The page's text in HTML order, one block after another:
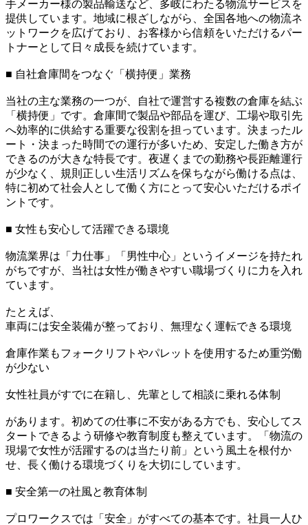
手メーカー様の製品輸送など、多岐にわたる物流サービスを
提供しています。地域に根ざしながら、全国各地への物流ネ
ットワークを広げており、お客様から信頼をいただけるパー
トナーとして日々成長を続けています。
■ 自社倉庫間をつなぐ「横持便」業務
当社の主な業務の一つが、自社で運営する複数の倉庫を結ぶ
「横持便」です。倉庫間で製品や部品を運び、工場や取引先
へ効率的に供給する重要な役割を担っています。決まったル
ート・決まった時間での運行が多いため、安定した働き方が
できるのが大きな特長です。夜遅くまでの勤務や長距離運行
が少なく、規則正しい生活リズムを保ちながら働ける点は、
特に初めて社会人として働く方にとって安心いただけるポイ
ントです。
■ 女性も安心して活躍できる環境
物流業界は「力仕事」「男性中心」というイメージを持たれ
がちですが、当社は女性が働きやすい職場づくりに力を入れ
ています。
たとえば、
車両には安全装備が整っており、無理なく運転できる環境
倉庫作業もフォークリフトやパレットを使用するため重労働
が少ない
女性社員がすでに在籍し、先輩として相談に乗れる体制
があります。初めての仕事に不安がある方でも、安心してス
タートできるよう研修や教育制度も整えています。「物流の
現場で女性が活躍するのは当たり前」という風土を根付か
せ、長く働ける環境づくりを大切にしています。
■ 安全第一の社風と教育体制
プロワークスでは「安全」がすべての基本です。社員一人ひ